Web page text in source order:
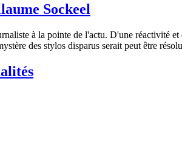
Sockeel
à la pointe de l'actu. D'une réactivité
des stylos disparus serait peut être